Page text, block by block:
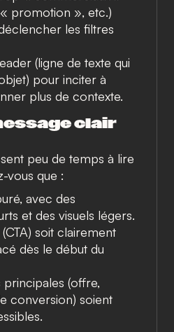
promotion », etc.)
les filtres
(ligne de texte qui
pour inciter à
plus de contexte.
clair
peu de temps à lire
vous que :
avec des
et des visuels légers.
soit clairement
dès le début du
(offre,
conversion) soient